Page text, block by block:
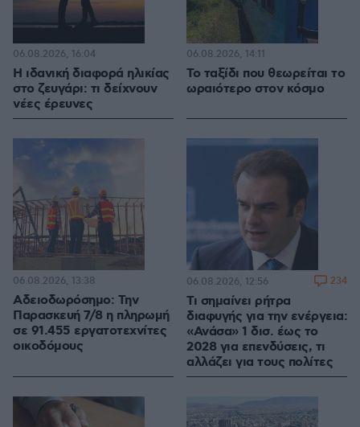
Η ιδανική διαφορά ηλικίας
στο ζευγάρι: τι δείχνουν
νέες έρευνες
06.08.2026, 16:04
Το ταξίδι που θεωρείται το
ωραιότερο στον κόσμο
06.08.2026, 14:11
Αδειοδωρόσημο: Την
Παρασκευή 7/8 η πληρωμή
σε 91.455 εργατοτεχνίτες
οικοδόμους
06.08.2026, 13:38
Τι σημαίνει ρήτρα
διαφυγής για την ενέργεια:
«Ανάσα» 1 δισ. έως το
2028 για επενδύσεις, τι
αλλάζει για τους πολίτες
06.08.2026, 12:56 234